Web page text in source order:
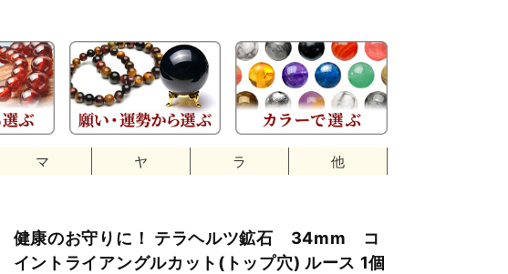
マ ヤ ラ 他
健康のお守りに！ テラヘルツ鉱石 34mm コ
イントライアングルカット(トップ穴) ルース 1個